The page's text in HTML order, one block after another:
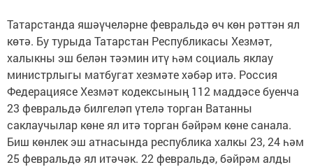
Татарстанда яшәүчеләрне февральдә өч көн рәттән ял
көтә. Бу турыда Татарстан Республикасы Хезмәт,
халыкны эш белән тәэмин итү һәм социаль яклау
министрлыгы матбугат хезмәте хәбәр итә. Россия
Федерациясе Хезмәт кодексының 112 маддәсе буенча
23 февральдә билгеләп үтелә торган Ватанны
саклаучылар көне ял итә торган бәйрәм көне санала.
Биш көнлек эш атнасында республика халкы 23, 24 һәм
25 февральдә ял итәчәк. 22 февральдә, бәйрәм алды